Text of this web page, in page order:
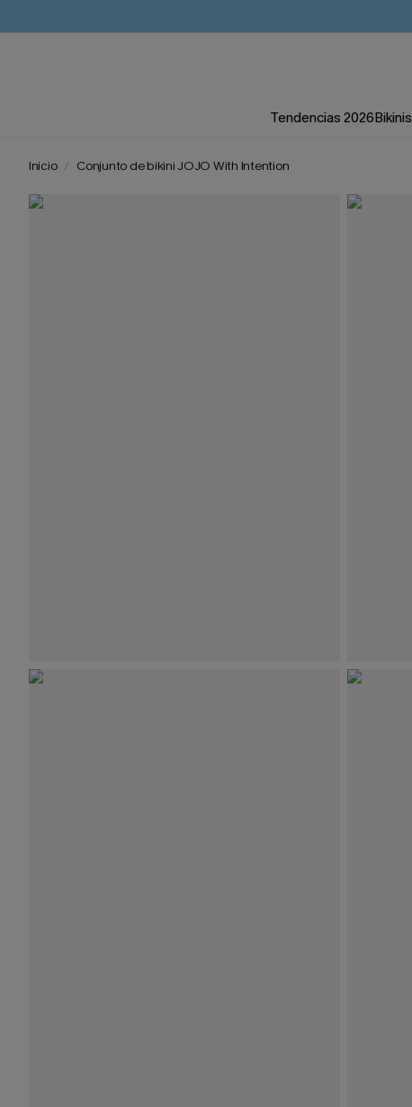
Tendencias 2026Bikinis
Inicio Conjunto de bikini JOJO With Intention